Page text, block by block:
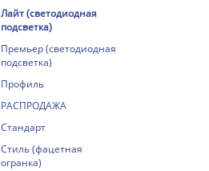
Лайт (светодиодная
подсветка)
Премьер (светодиодная
подсветка)
Профиль
РАСПРОДАЖА
Стандарт
Стиль (фацетная
огранка)